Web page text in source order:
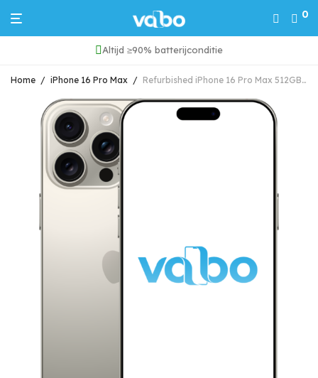
0
Altijd ≥90% batterijconditie
Home / iPhone 16 Pro Max / Refurbished iPhone 16 Pro Max 512GB Naturel Titanium Grade A (Marge)